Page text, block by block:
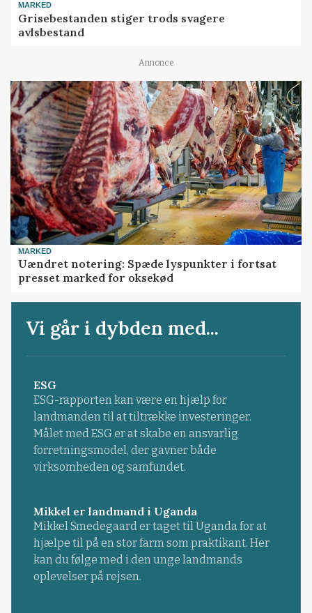
MARKED
Grisebestanden stiger trods svagere
avlsbestand
Annonce
MARKED
Uændret notering: Spæde lyspunkter i fortsat
presset marked for oksekød
Vi går i dybden med...
ESG
ESG-rapporten kan være en hjælp for
landmanden til at tiltrække investeringer.
Målet med ESG er at skabe en ansvarlig
forretningsmodel, der gavner både
virksomheden og samfundet.
Mikkel er landmand i Uganda
Mikkel Smedegaard er taget til Uganda for at
hjælpe til på en stor farm som praktikant. Her
kan du følge med i den unge landmands
oplevelser på rejsen.